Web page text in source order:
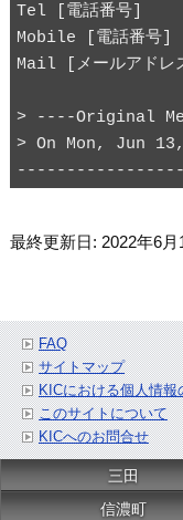
Tel [電話番号]
Mobile [電話番号]
Mail [メールアドレ
> ----Original
> On Mon, Jun
最終更新日: 2022年6月
FAQ
サイトマップ
KICにおける個人情報
このサイトについて
KICへのお問合せ
三田
信濃町